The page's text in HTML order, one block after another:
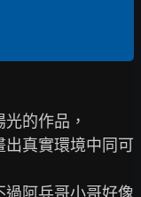
的作品，
真實環境中同可
阿兵哥小哥好像